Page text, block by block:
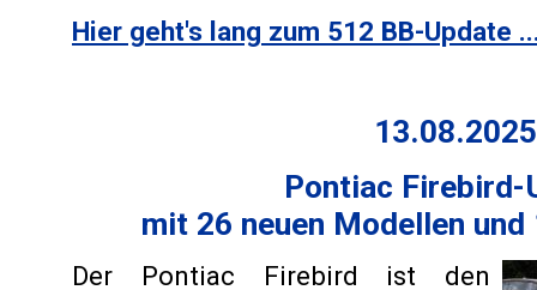
Hier geht's lang zum 512 BB-Update
13.08.2025
Pontiac Firebird-
mit 26 neuen Modellen und
Der Pontiac Firebird ist den